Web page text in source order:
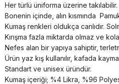
Her türlü üniforma üzerine takılabilir.
Bonenin içinde, alın kısmında
Kumaş renkleri oldukça canlıdır.
Kırışma fazla miktarda olmaz ve
Nefes alan bir yapıya sahiptir,
Ürün yaz kış kullanılır, kafada
Standart ve unisex üründür.
Kumaş içeriği; %4 Likra, %96